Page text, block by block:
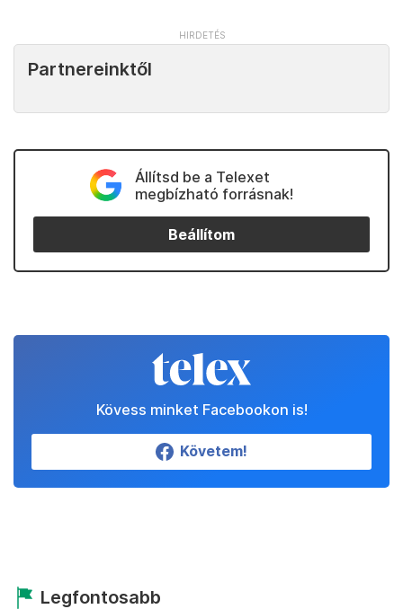
Partnereinktől
Állítsd be a Telexet
megbízható forrásnak!
Beállítom
Kövess minket Facebookon is!
Követem!
Legfontosabb